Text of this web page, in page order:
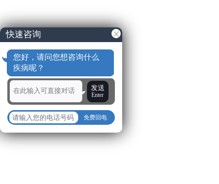
快速咨询
您好，请问您想咨询什么
疾病呢？
发送
Enter
免费回电